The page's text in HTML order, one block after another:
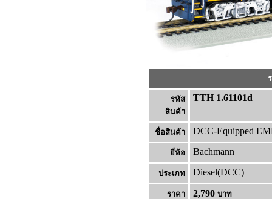
รหัส
สินค้า
TTH 1.61101d
ชื่อสินค้า DCC-Equipped
ยี่ห้อ Bachmann
ประเภท Diesel(DCC)
ราคา 2,790 บาท